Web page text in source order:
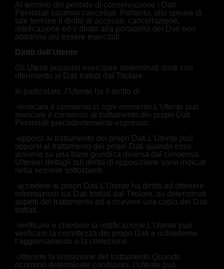
Al termine del periodo di conservazione i Dati
Personali saranno cancellati. Pertanto, allo spirare di
tale termine il diritto di accesso, cancellazione,
rettificazione ed il diritto alla portabilità dei Dati non
potranno più essere esercitati.
Diritti dell’Utente
Gli Utenti possono esercitare determinati diritti con
riferimento ai Dati trattati dal Titolare.
In particolare, l’Utente ha il diritto di:
-revocare il consenso in ogni momento.L’Utente può
revocare il consenso al trattamento dei propri Dati
Personali precedentemente espresso.
-opporsi al trattamento dei propri Dati.L’Utente può
opporsi al trattamento dei propri Dati quando esso
avviene su una base giuridica diversa dal consenso.
Ulteriori dettagli sul diritto di opposizione sono indicati
nella sezione sottostante.
-accedere ai propri Dati.L’Utente ha diritto ad ottenere
informazioni sui Dati trattati dal Titolare, su determinati
aspetti del trattamento ed a ricevere una copia dei Dati
trattati.
-verificare e chiedere la rettificazione.L’Utente può
verificare la correttezza dei propri Dati e richiederne
l’aggiornamento o la correzione.
-ottenere la limitazione del trattamento.Quando
ricorrono determinate condizioni, l’Utente può